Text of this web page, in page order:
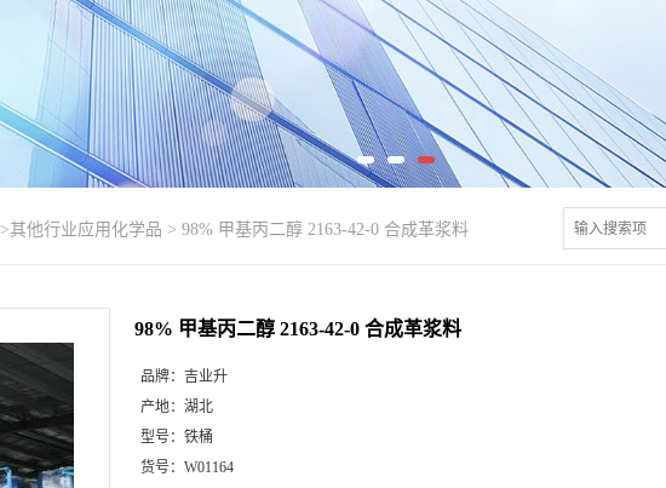
>其他行业应用化学品 > 98% 甲基丙二醇 2163-42-0 合成革浆料
98% 甲基丙二醇 2163-42-0 合成革浆料
品牌： 吉业升
产地： 湖北
型号： 铁桶
货号： W01164